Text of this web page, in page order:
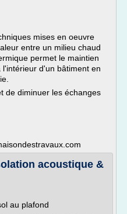
mises en oeuvre
entre un milieu chaud
permet le maintien
d'un bâtiment en
de diminuer les échanges
acoustique &
au plafond